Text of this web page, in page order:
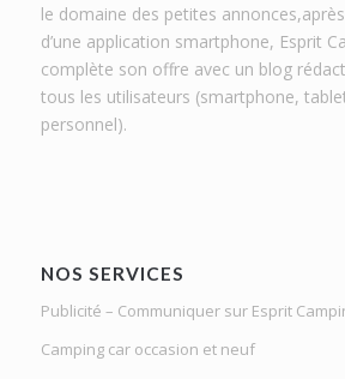
le domaine des petites
d’une application smartphone, Esprit
complète son offre avec un blog
tous les utilisateurs (smartphone,
personnel).
NOS SERVICES
Publicité – Communiquer sur Esprit
Camping car occasion et neuf